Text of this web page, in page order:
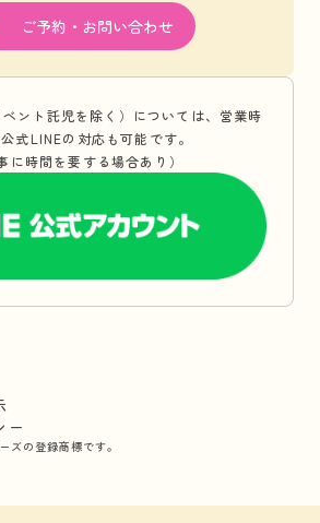
ご予約・お問い合わせ
ント託児を除く）については、営業時
式LINEの対応も可能です。
に時間を要する場合あり）
ー
ズの登録商標です。